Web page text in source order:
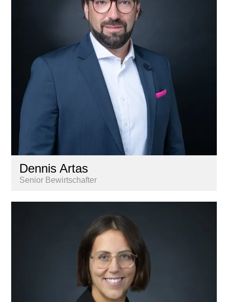
Dennis Artas
Senior Bewirtschafter